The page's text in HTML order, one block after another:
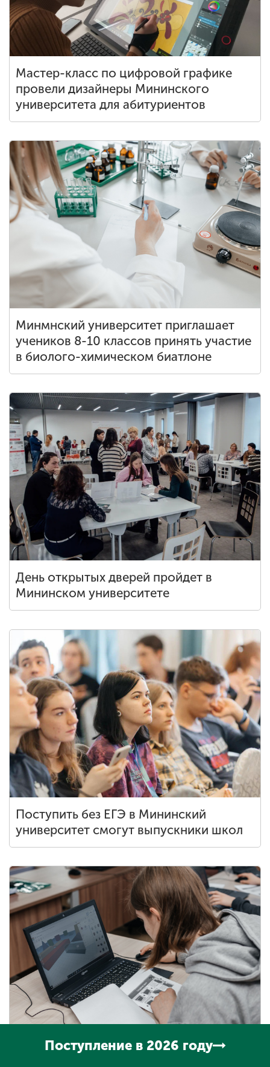
Мастер-класс по цифровой графике
провели дизайнеры Мининского
университета для абитуриентов
Минмнский университет приглашает
учеников 8-10 классов принять участие
в биолого-химическом биатлоне
День открытых дверей пройдет в
Мининском университете
Поступить без ЕГЭ в Мининский
университет смогут выпускники школ
Школьную олимпиаду «ИТ-вселенная»
Поступление в 2026 году